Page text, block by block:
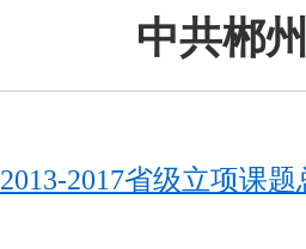
中共郴
2013-2017省级立项课题